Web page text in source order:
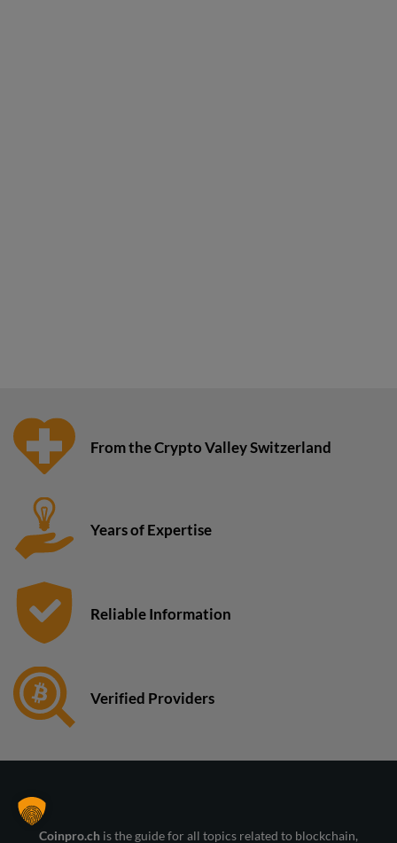
From the Crypto Valley Switzerland
Years of Expertise
Reliable Information
Verified Providers
Coinpro.ch is the guide for all topics related to blockchain,